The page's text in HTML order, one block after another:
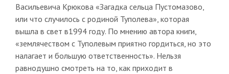
Васильевича Крюкова «Загадка сельца Пустомазово,
или что случилось с родиной Туполева», которая
вышла в свет в1994 году. По мнению автора книги,
«землячеством с Туполевым приятно гордиться, но это
налагает и большую ответственность». Нельзя
равнодушно смотреть на то, как приходит в